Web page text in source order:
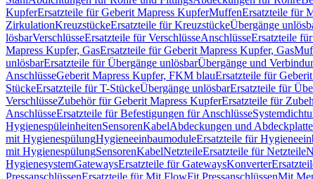
KupferErsatzteile für Geberit Mapress KupferMuffenErsatzteile für
ZirkulationKreuzstückeErsatzteile für KreuzstückeÜbergänge
lösbarVerschlüsseErsatzteile für VerschlüsseAnschlüsseErsatzteile
Mapress Kupfer, GasErsatzteile für Geberit Mapress Kupfer, Gas
unlösbarErsatzteile für Übergänge unlösbarÜbergänge und
AnschlüsseGeberit Mapress Kupfer, FKM blauErsatzteile für
StückeErsatzteile für T-StückeÜbergänge unlösbarErsatzteile für
VerschlüsseZubehör für Geberit Mapress KupferErsatzteile für
AnschlüsseErsatzteile für Befestigungen für Anschlüsse
HygienespüleinheitenSensorenKabelAbdeckungen und
mit HygienespülungHygieneeinbaumoduleErsatzteile für
mit HygienespülungSensorenKabelNetzteileErsatzteile für Netzteile
HygienesystemGatewaysErsatzteile für GatewaysKonverter
PressanschlüssenErsatzteile für Mit FlowFit PressanschlüssenMit